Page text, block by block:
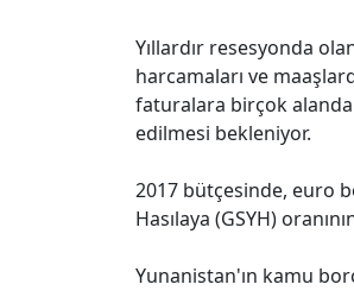
Yıllardır resesyonda
harcamaları ve
faturalara birçok
edilmesi bekleniyor.
2017 bütçesinde, euro
Hasılaya (GSYH)
Yunanistan'ın kamu